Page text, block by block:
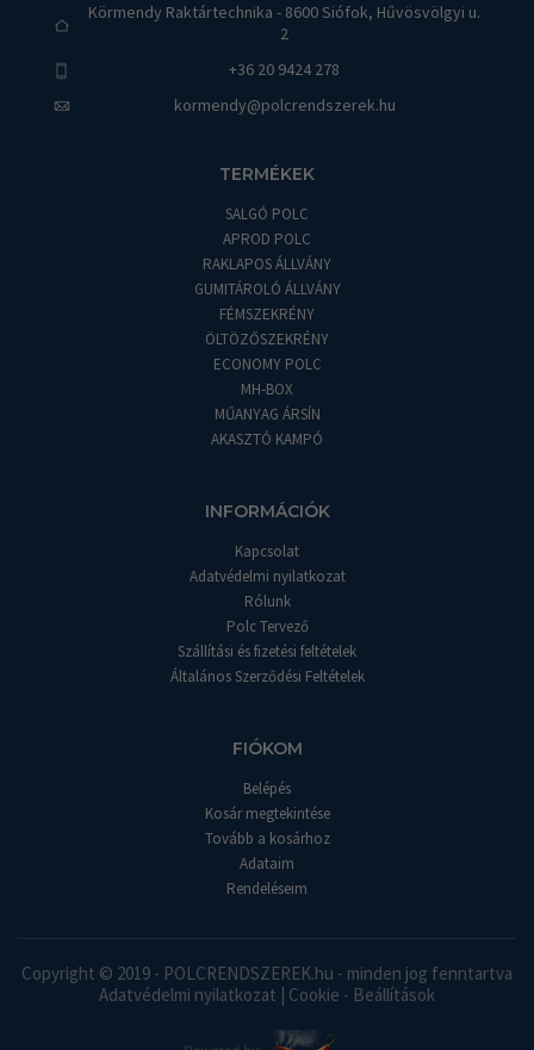
Körmendy Raktártechnika - 8600 Siófok, Hűvösvölgyi u.
2
+36 20 9424 278
kormendy@polcrendszerek.hu
TERMÉKEK
SALGÓ POLC
APROD POLC
RAKLAPOS ÁLLVÁNY
GUMITÁROLÓ ÁLLVÁNY
FÉMSZEKRÉNY
ÖLTÖZŐSZEKRÉNY
ECONOMY POLC
MH-BOX
MŰANYAG ÁRSÍN
AKASZTÓ KAMPÓ
INFORMÁCIÓK
Kapcsolat
Adatvédelmi nyilatkozat
Rólunk
Polc Tervező
Szállítási és fizetési feltételek
Általános Szerződési Feltételek
FIÓKOM
Belépés
Kosár megtekintése
Tovább a kosárhoz
Adataim
Rendeléseim
Copyright © 2019 - POLCRENDSZEREK.hu - minden jog fenntartva
Adatvédelmi nyilatkozat | Cookie - Beállítások